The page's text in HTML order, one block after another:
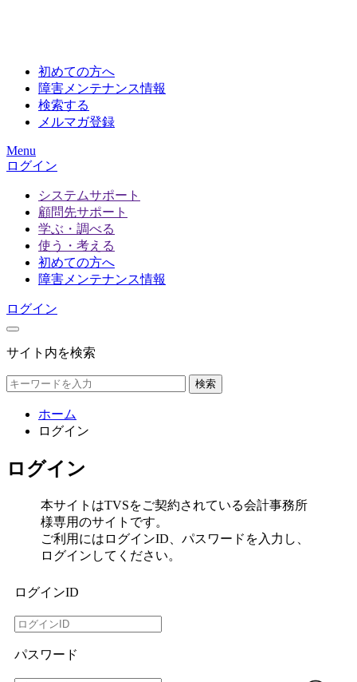
初めての方へ
障害メンテナンス情報
検索する
メルマガ登録
Menu
ログイン
システムサポート
顧問先サポート
学ぶ・調べる
使う・考える
初めての方へ
障害メンテナンス情報
ログイン
サイト内を検索
検索
ホーム
ログイン
ログイン
本サイトはTVSをご契約されている会計事務所
様専用のサイトです。
ご利用にはログインID、パスワードを入力し、
ログインしてください。
ログインID
パスワード